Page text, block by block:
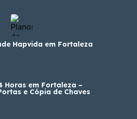
Hapvida em Fortaleza
Horas em Fortaleza –
e Cópia de Chaves